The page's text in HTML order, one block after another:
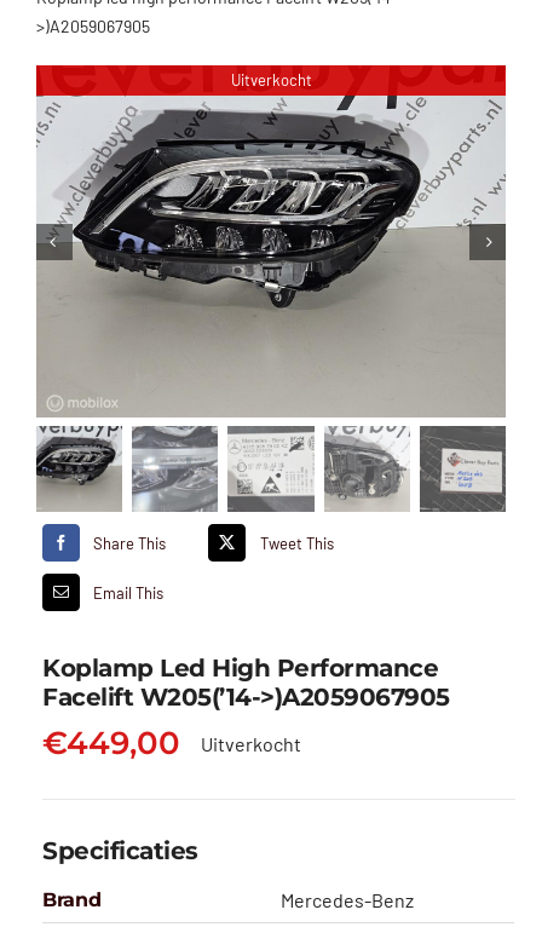
>)A2059067905
Uitverkocht
Share This Tweet This
Email This
Koplamp Led High Performance
Facelift W205(’14->)A2059067905
€449,00 Uitverkocht
Specificaties
Brand
Mercedes-Benz